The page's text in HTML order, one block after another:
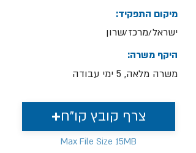
מיקום התפקיד:
ישראל/מרכז/שרון
היקף משרה:
משרה מלאה, 5 ימי עבודה
צרף קובץ קו"ח
Max File Size 15MB